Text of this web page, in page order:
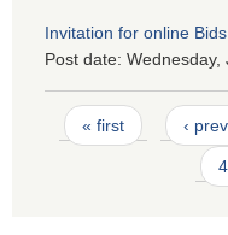
Invitation for online Bids
Post date: Wednesday,
Pages
« first ‹
4